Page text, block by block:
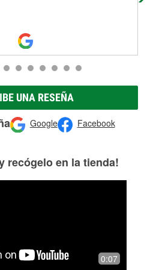
UNA RESEÑA
Google Facebook
recógelo en la tienda!
0:07